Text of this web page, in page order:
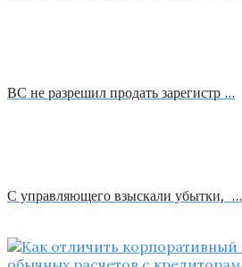
ВС не разрешил продать зарегистр …
С управляющего взыскали убытки, …